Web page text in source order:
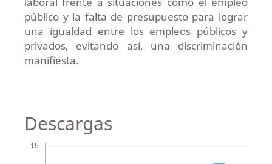
público y la falta de presupuesto para lograr
una igualdad entre los empleos públicos y
privados, evitando así, una discriminación
manifiesta.
Descargas